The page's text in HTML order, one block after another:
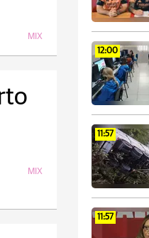
MIX
MIX
12:00
11:57
11:57